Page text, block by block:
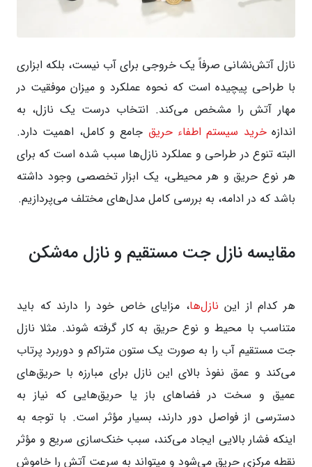
نازل آتش‌نشانی صرفاً یک خروجی برای آب نیست، بلکه ابزاری
با طراحی پیچیده است که نحوه عملکرد و میزان موفقیت در
مهار آتش را مشخص می‌کند. انتخاب درست یک نازل، به
اندازهخرید سیستم اطفاء حریق جامع و کامل، اهمیت دارد.
البته تنوع در طراحی و عملکرد نازل‌ها سبب شده است که برای
هر نوع حریق و هر محیطی، یک ابزار تخصصی وجود داشته
باشد که در ادامه، به بررسی کامل مدل‌های مختلف می‌پردازیم.
مقایسه نازل جت مستقیم و نازل مه‌شکن
هر کدام از این ناز‌ل‌ها، مزایای خاص خود را دارند که باید
متناسب با محیط و نوع حریق به کار گرفته شوند. مثلا نازل
جت مستقیم آب را به صورت یک ستون متراکم و دوربرد پرتاب
می‌کند و عمق نفوذ بالای این نازل برای مبارزه با حریق‌های
عمیق و سخت در فضاهای باز یا حریق‌هایی که نیاز به
دسترسی از فواصل دور دارند، بسیار مؤثر است. با توجه به
اینکه فشار بالایی ایجاد می‌کند، سبب خنک‌سازی سریع و مؤثر
نقطه مرکزی حریق می‌شود و میتواند به سرعت آتش را خاموش